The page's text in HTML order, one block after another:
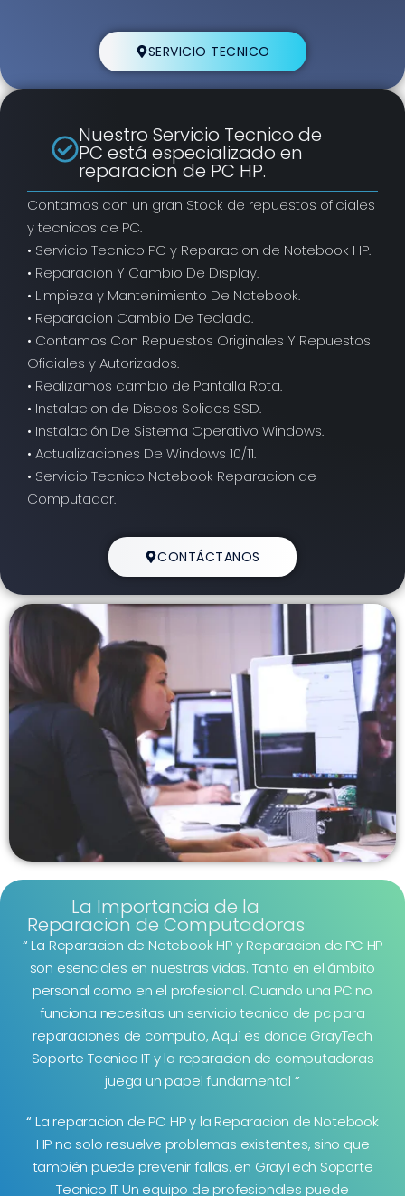
SERVICIO TECNICO
Nuestro Servicio Tecnico de
PC está especializado en
reparacion de PC HP.
Contamos con un gran Stock de repuestos oficiales
y tecnicos de PC.
• Servicio Tecnico PC y Reparacion de Notebook HP.
• Reparacion Y Cambio De Display.
• Limpieza y Mantenimiento De Notebook.
• Reparacion Cambio De Teclado.
• Contamos Con Repuestos Originales Y Repuestos
Oficiales y Autorizados.
• Realizamos cambio de Pantalla Rota.
• Instalacion de Discos Solidos SSD.
• Instalación De Sistema Operativo Windows.
• Actualizaciones De Windows 10/11.
• Servicio Tecnico Notebook Reparacion de
Computador.
CONTÁCTANOS
La Importancia de la
Reparacion de Computadoras
“La Reparacion de Notebook HP y Reparacion de PC HP
son esenciales en nuestras vidas. Tanto en el ámbito
personal como en el profesional. Cuando una PC no
funciona necesitas un servicio tecnico de pc para
reparaciones de computo, Aquí es donde GrayTech
Soporte Tecnico IT y la reparacion de computadoras
juega un papel fundamental ”
“ La reparacion de PC HP y la Reparacion de Notebook
HP no solo resuelve problemas existentes, sino que
también puede prevenir fallas. en GrayTech Soporte
Tecnico IT Un equipo de profesionales puede